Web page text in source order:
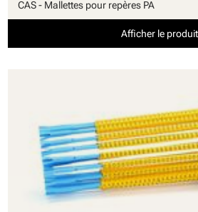
CAS - Mallettes pour repères PA
Afficher le produit